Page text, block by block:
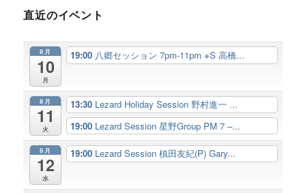
直近のイベント
8月
10
月
19:00 八郷セッション 7pm-11pm ※S 高橋...
8月
11
火
13:30 Lezard Holiday Session 野村進一 ...
19:00 Lezard Session 星野Group PM 7 –...
8月
12
水
19:00 Lezard Session 槙田友紀(P) Gary...